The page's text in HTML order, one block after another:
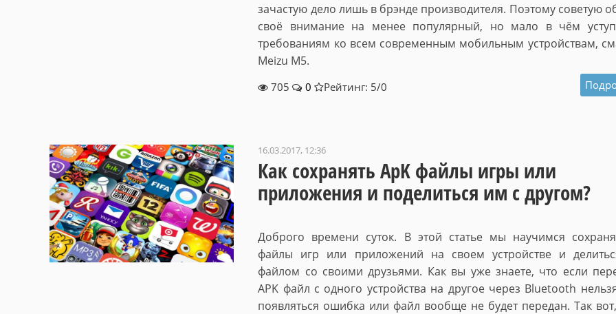
зачастую дело лишь в брэнде производителя. Поэтому советую
своё внимание на менее популярный, но мало в чём
требованиям ко всем современным мобильным устройствам,
Meizu M5.
705 0 Рейтинг: 5/0
16.03.2017, 12:36
Как сохранять ApK файлы игры или
приложения и поделиться им с другом?
Доброго времени суток. В этой статье мы научимся
файлы игр или приложений на своем устройстве и
файлом со своими друзьями. Как вы уже знаете, что если
APK файл с одного устройства на другое через Bluetooth
появляться ошибка или файл вообще не будет передан. Так